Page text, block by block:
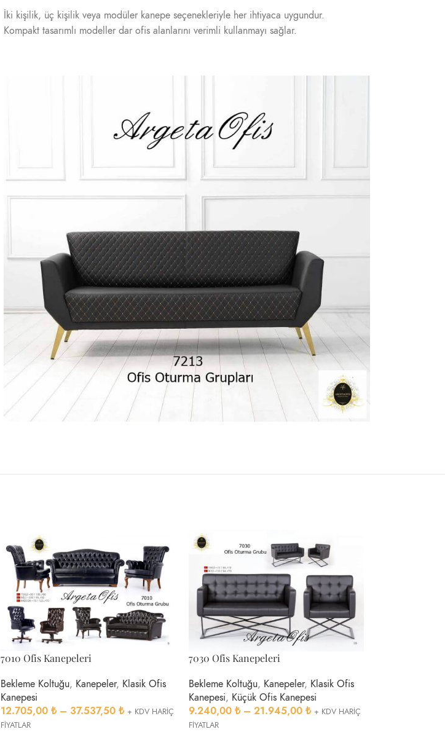
İki kişilik, üç kişilik veya modüler kanepe seçenekleriyle her ihtiyaca uygundur.
Kompakt tasarımlı modeller dar ofis alanlarını verimli kullanmayı sağlar.
7010 Ofis Kanepeleri
Bekleme Koltuğu, Kanepeler, Klasik Ofis
Kanepesi
12.705,00 ₺ – 37.537,50 ₺ + KDV HARİÇ
FİYATLAR
7030 Ofis Kanepeleri
Bekleme Koltuğu, Kanepeler, Klasik Ofis
Kanepesi, Küçük Ofis Kanepesi
9.240,00 ₺ – 21.945,00 ₺ + KDV HARİÇ
FİYATLAR